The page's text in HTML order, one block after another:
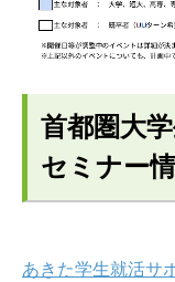
首都圏大
セミナー
あきた学生就活サ